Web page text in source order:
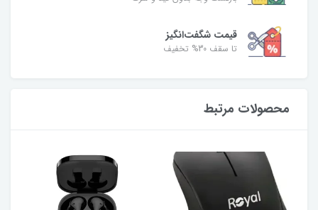
قیمت شگفت‌انگیز
تا سقف 30% تخفیف
محصولات مرتبط